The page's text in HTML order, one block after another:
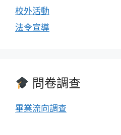
校外活動
法令宣導
問卷調查
畢業流向調查